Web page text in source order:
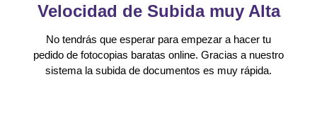
Velocidad de Subida muy Alta
No tendrás que esperar para empezar a hacer tu
pedido de fotocopias baratas online. Gracias a nuestro
sistema la subida de documentos es muy rápida.